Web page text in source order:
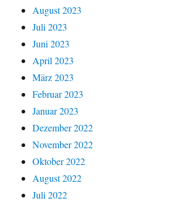
August 2023
Juli 2023
Juni 2023
April 2023
März 2023
Februar 2023
Januar 2023
Dezember 2022
November 2022
Oktober 2022
August 2022
Juli 2022